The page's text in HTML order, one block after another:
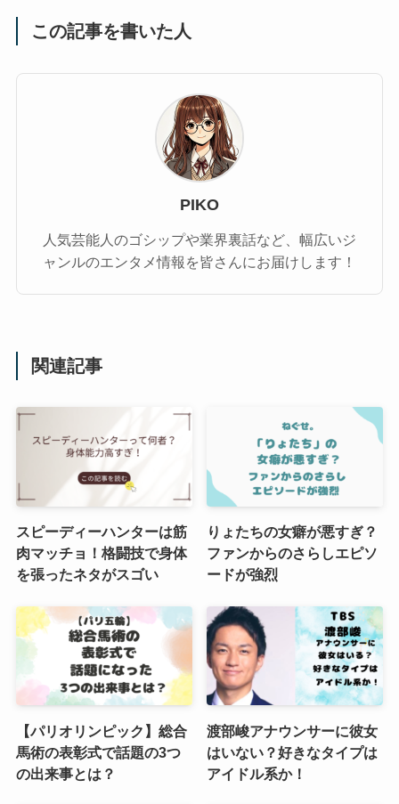
この記事を書いた人
PIKO
人気芸能人のゴシップや業界裏話など、幅広いジ
ャンルのエンタメ情報を皆さんにお届けします！
関連記事
スピーディーハンターは筋
肉マッチョ！格闘技で身体
を張ったネタがスゴい
りょたちの女癖が悪すぎ？
ファンからのさらしエピソ
ードが強烈
【パリオリンピック】総合
馬術の表彰式で話題の3つ
の出来事とは？
渡部峻アナウンサーに彼女
はいない？好きなタイプは
アイドル系か！